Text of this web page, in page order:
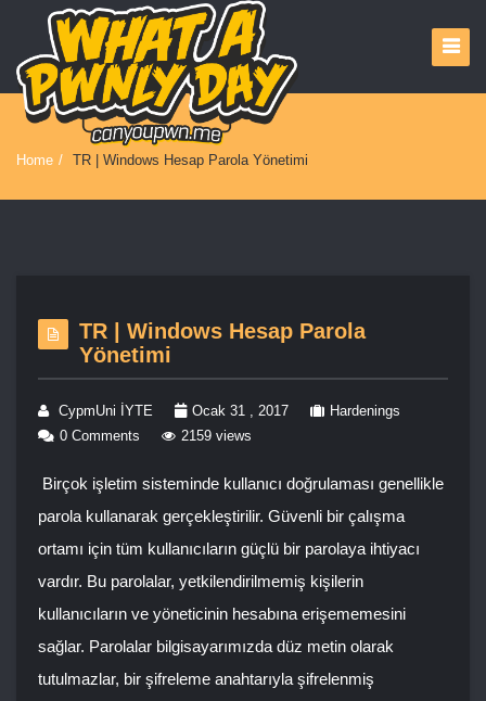
Home / TR | Windows Hesap Parola Yönetimi
TR | Windows Hesap Parola
Yönetimi
CypmUni İYTE Ocak 31 , 2017
Hardenings
0 Comments
2159 views
Birçok işletim sisteminde kullanıcı doğrulaması genellikle
parola kullanarak gerçekleştirilir. Güvenli bir çalışma
ortamı için tüm kullanıcıların güçlü bir parolaya ihtiyacı
vardır. Bu parolalar, yetkilendirilmemiş kişilerin
kullanıcıların ve yöneticinin hesabına erişememesini
sağlar. Parolalar bilgisayarımızda düz metin olarak
tutulmazlar, bir şifreleme anahtarıyla şifrelenmiş